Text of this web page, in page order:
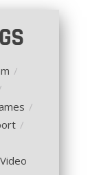
Video